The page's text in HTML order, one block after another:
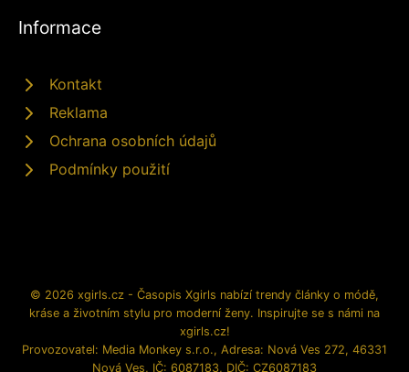
Informace
Kontakt
Reklama
Ochrana osobních údajů
Podmínky použití
© 2026 xgirls.cz - Časopis Xgirls nabízí trendy články o módě,
kráse a životním stylu pro moderní ženy. Inspirujte se s námi na
xgirls.cz!
Provozovatel: Media Monkey s.r.o., Adresa: Nová Ves 272, 46331
Nová Ves, IČ: 6087183, DIČ: CZ6087183